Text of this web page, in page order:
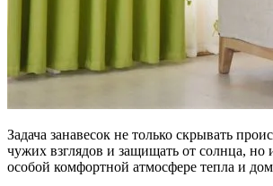
Задача занавесок не только скрывать
чужих взглядов и защищать от солнца, но
особой комфортной атмосфере тепла и